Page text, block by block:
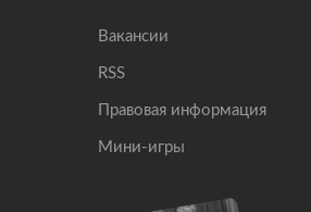
Вакансии
RSS
Правовая информация
Мини-игры